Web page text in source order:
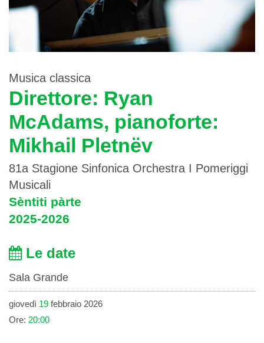
Musica classica
Direttore: Ryan
McAdams, pianoforte:
Mikhail Pletnëv
81a Stagione Sinfonica Orchestra I Pomeriggi
Musicali
Sèntiti pàrte
2025-2026
Le date
Sala Grande
giovedì 19 febbraio 2026
Ore: 20:00